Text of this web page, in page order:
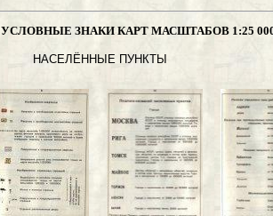
УСЛОВНЫЕ ЗНАКИ КАРТ МАСШТАБОВ 1:25 000,